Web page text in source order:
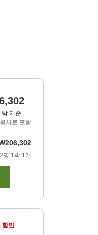
기준
사료 포함
2명 1박 1개
할인